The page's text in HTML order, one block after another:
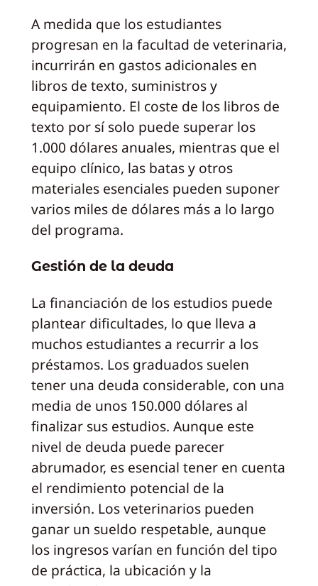
A medida que los estudiantes
progresan en la facultad de veterinaria,
incurrirán en gastos adicionales en
libros de texto, suministros y
equipamiento. El coste de los libros de
texto por sí solo puede superar los
1.000 dólares anuales, mientras que el
equipo clínico, las batas y otros
materiales esenciales pueden suponer
varios miles de dólares más a lo largo
del programa.
Gestión de la deuda
La financiación de los estudios puede
plantear dificultades, lo que lleva a
muchos estudiantes a recurrir a los
préstamos. Los graduados suelen
tener una deuda considerable, con una
media de unos 150.000 dólares al
finalizar sus estudios. Aunque este
nivel de deuda puede parecer
abrumador, es esencial tener en cuenta
el rendimiento potencial de la
inversión. Los veterinarios pueden
ganar un sueldo respetable, aunque
los ingresos varían en función del tipo
de práctica, la ubicación y la